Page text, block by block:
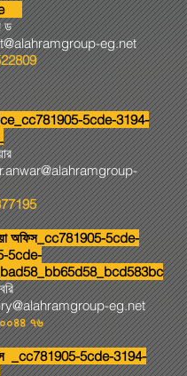
ড
eg.net
5cde-3194-
অফিস_cc781905-5cde-
5cde-
eg.net
৭৬
_cc781905-5cde-3194-